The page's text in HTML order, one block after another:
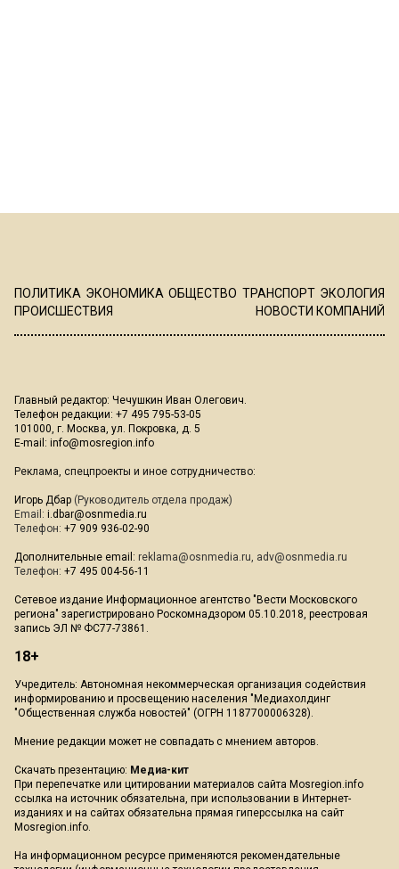
ПОЛИТИКА ЭКОНОМИКА ОБЩЕСТВО ТРАНСПОРТ ЭКОЛОГИЯ
ПРОИСШЕСТВИЯ
НОВОСТИ КОМПАНИЙ
Главный редактор: Чечушкин Иван Олегович.
Телефон редакции: +7 495 795-53-05
101000, г. Москва, ул. Покровка, д. 5
E-mail: info@mosregion.info
Реклама, спецпроекты и иное сотрудничество:
Игорь Дбар (Руководитель отдела продаж)
Email: i.dbar@osnmedia.ru
Телефон: +7 909 936-02-90
Дополнительные email: reklama@osnmedia.ru, adv@osnmedia.ru
Телефон: +7 495 004-56-11
Сетевое издание Информационное агентство "Вести Московского
региона" зарегистрировано Роскомнадзором 05.10.2018, реестровая
запись ЭЛ № ФС77-73861.
18+
Учредитель: Автономная некоммерческая организация содействия
информированию и просвещению населения "Медиахолдинг
"Общественная служба новостей" (ОГРН 1187700006328).
Мнение редакции может не совпадать с мнением авторов.
Скачать презентацию: Медиа-кит
При перепечатке или цитировании материалов сайта Mosregion.info
ссылка на источник обязательна, при использовании в Интернет-
изданиях и на сайтах обязательна прямая гиперссылка на сайт
Mosregion.info.
На информационном ресурсе применяются рекомендательные